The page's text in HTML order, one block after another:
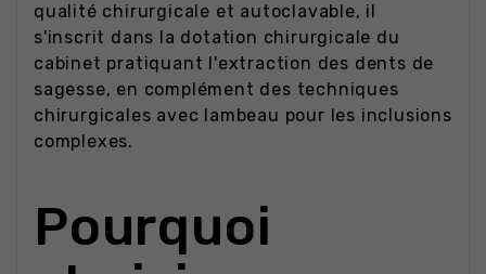
qualité chirurgicale et autoclavable, il
s'inscrit dans la dotation chirurgicale du
cabinet pratiquant l'extraction des dents de
sagesse, en complément des techniques
chirurgicales avec lambeau pour les inclusions
complexes.
Pourquoi